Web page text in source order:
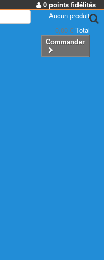
0 points fidélités
Aucun produit
0,00 € Total
Commander